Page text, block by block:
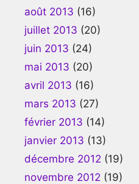
août 2013 (16)
juillet 2013 (20)
juin 2013 (24)
mai 2013 (20)
avril 2013 (16)
mars 2013 (27)
février 2013 (14)
janvier 2013 (13)
décembre 2012 (19)
novembre 2012 (19)